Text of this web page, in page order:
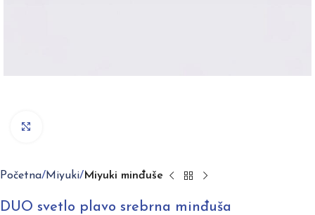
Početna Miyuki Miyuki minđuše
DUO svetlo plavo srebrna minđuša